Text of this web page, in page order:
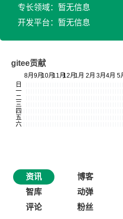
专长领域：暂无信息
开发平台：暂无信息
gitee贡献
资讯 博客
智库
动弹
评论
粉丝